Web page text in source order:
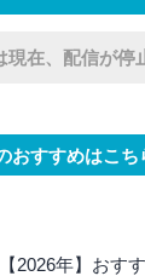
在、配信が停
おすすめはこち
【2026年】おす